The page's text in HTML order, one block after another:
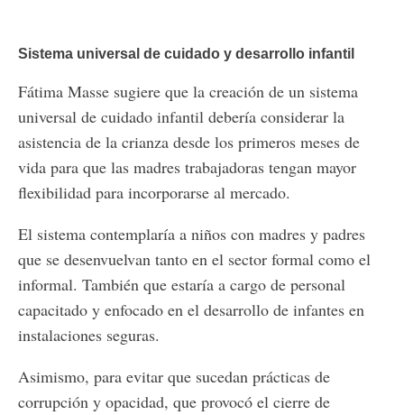
Sistema universal de cuidado y desarrollo infantil
Fátima Masse sugiere que la creación de un sistema
universal de cuidado infantil debería considerar la
asistencia de la crianza desde los primeros meses de
vida para que las madres trabajadoras tengan mayor
flexibilidad para incorporarse al mercado.
El sistema contemplaría a niños con madres y padres
que se desenvuelvan tanto en el sector formal como el
informal. También que estaría a cargo de personal
capacitado y enfocado en el desarrollo de infantes en
instalaciones seguras.
Asimismo, para evitar que sucedan prácticas de
corrupción y opacidad, que provocó el cierre de